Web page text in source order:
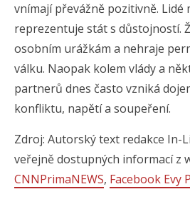
vnímají převážně pozitivně. Lidé
reprezentuje stát s důstojností.
osobním urážkám a nehraje
válku. Naopak kolem vlády a
partnerů dnes často vzniká
konfliktu, napětí a soupeření.
Zdroj: Autorský text redakce In-
veřejně dostupných informací z
CNNPrimaNEWS, Facebook Evy